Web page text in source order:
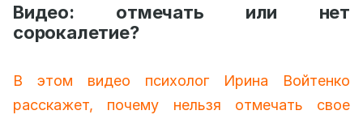
Видео: отмечать или нет
сорокалетие?
В этом видео психолог Ирина Войтенко
расскажет, почему нельзя отмечать свое